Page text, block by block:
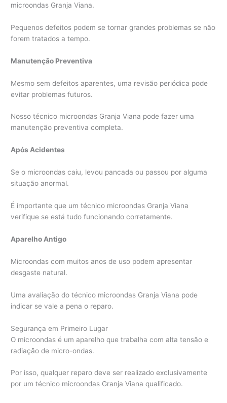
microondas Granja Viana.
Pequenos defeitos podem se tornar grandes problemas se não
forem tratados a tempo.
Manutenção Preventiva
Mesmo sem defeitos aparentes, uma revisão periódica pode
evitar problemas futuros.
Nosso técnico microondas Granja Viana pode fazer uma
manutenção preventiva completa.
Após Acidentes
Se o microondas caiu, levou pancada ou passou por alguma
situação anormal.
É importante que um técnico microondas Granja Viana
verifique se está tudo funcionando corretamente.
Aparelho Antigo
Microondas com muitos anos de uso podem apresentar
desgaste natural.
Uma avaliação do técnico microondas Granja Viana pode
indicar se vale a pena o reparo.
Segurança em Primeiro Lugar
O microondas é um aparelho que trabalha com alta tensão e
radiação de micro-ondas.
Por isso, qualquer reparo deve ser realizado exclusivamente
por um técnico microondas Granja Viana qualificado.